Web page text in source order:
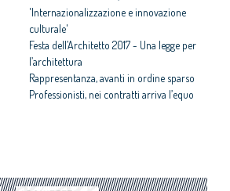
'Internazionalizzazione e innovazione
culturale'
Festa dell’Architetto 2017 - Una legge per
l’architettura
Rappresentanza, avanti in ordine sparso
Professionisti, nei contratti arriva l’equo
degradate